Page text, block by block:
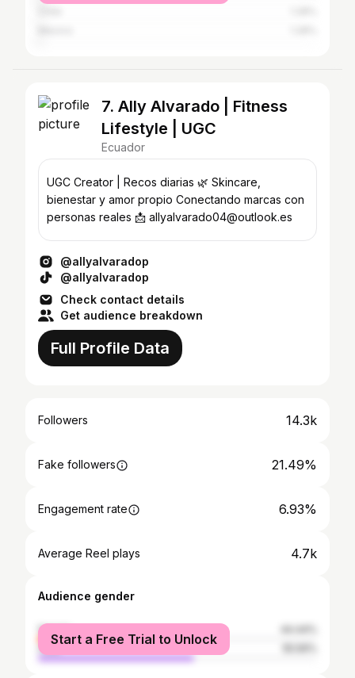
7. Ally Alvarado | Fitness
Lifestyle | UGC
Ecuador
UGC Creator | Recos diarias 🌿 Skincare,
bienestar y amor propio Conectando marcas con
personas reales 📩 allyalvarado04@outlook.es
@allyalvaradop
@allyalvaradop
Check contact details
Get audience breakdown
Full Profile Data
Followers 14.3k
Fake followers 21.49%
Engagement rate 6.93%
Average Reel plays 4.7k
Audience gender
female
male
Start a Free Trial to Unlock